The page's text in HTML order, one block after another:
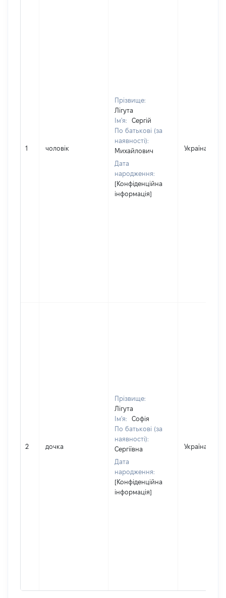
1 чоловік
Прізвище:
Лігута
Ім'я:
Сергій
По батькові (за
наявності):
Михайлович
Дата
народження:
[Конфіденційна
інформація]
Україна
2 дочка
Прізвище:
Лігута
Ім'я:
Софія
По батькові (за
наявності):
Сергіївна
Дата
народження:
[Конфіденційна
інформація]
Україна